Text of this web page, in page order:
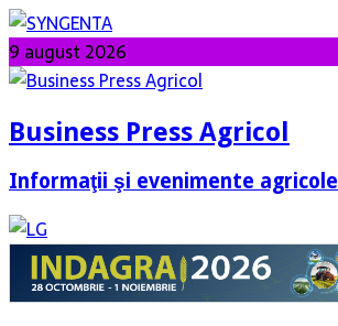
9 august 2026
Business Press Agricol
Informaţii şi evenimente agricole